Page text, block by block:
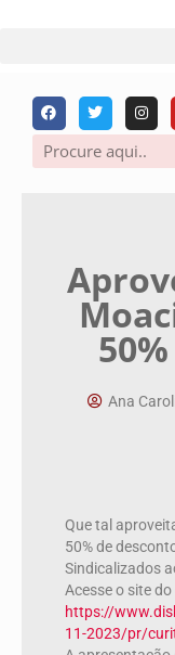
Ana
Que tal
50% de
Sindicalizados
Acesse o site
https://
11-2023/pr/